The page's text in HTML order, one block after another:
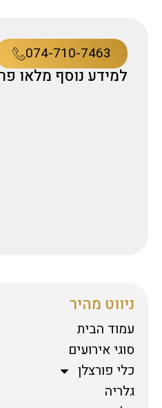
074-710-7463
למידע נוסף מלאו
ניווט מהיר
עמוד הבית
סוגי אירועים
כלי פורצלן
גלריה